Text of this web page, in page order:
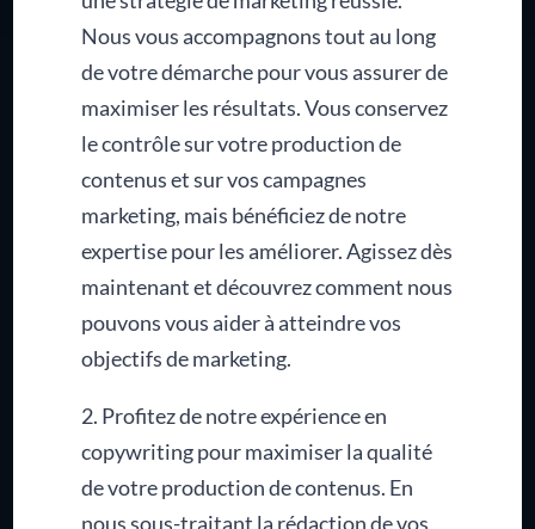
Nous vous accompagnons tout au long
de votre démarche pour vous assurer de
maximiser les résultats. Vous conservez
le contrôle sur votre production de
contenus et sur vos campagnes
marketing, mais bénéficiez de notre
expertise pour les améliorer. Agissez dès
maintenant et découvrez comment nous
pouvons vous aider à atteindre vos
objectifs de marketing.
2. Profitez de notre expérience en
copywriting pour maximiser la qualité
de votre production de contenus. En
nous sous-traitant la rédaction de vos